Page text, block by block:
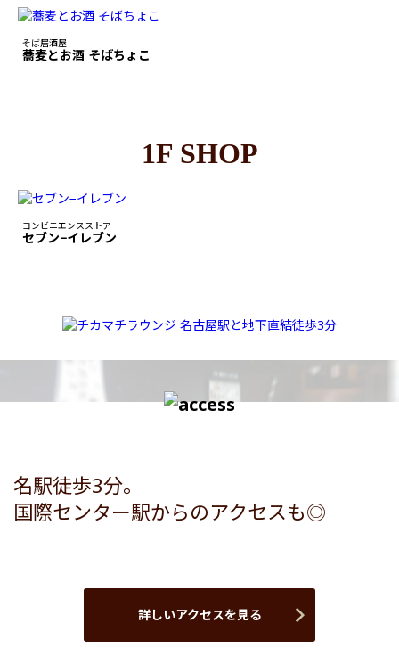
そば居酒屋
蕎麦とお酒 そばちょこ
1F SHOP
コンビニエンスストア
セブン−イレブン
名駅徒歩3分。
国際センター駅からのアクセスも◎
詳しいアクセスを見る